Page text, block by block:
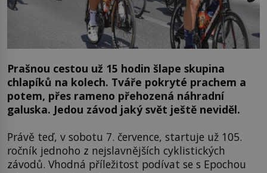
Prašnou cestou už 15 hodin šlape skupina
chlapíků na kolech. Tváře pokryté prachem a
potem, přes rameno přehozená náhradní
galuska. Jedou závod jaký svět ještě neviděl.
Právě teď, v sobotu 7. července, startuje už 105.
ročník jednoho z nejslavnějších cyklistických
závodů. Vhodná příležitost podívat se s Epochou